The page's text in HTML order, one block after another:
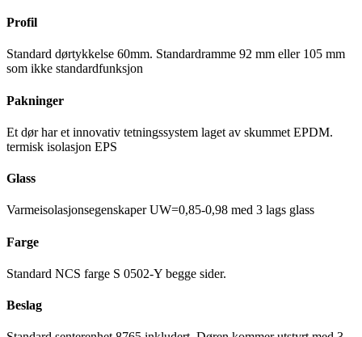
Profil
Standard dørtykkelse 60mm. Standardramme 92 mm eller 105 mm
som ikke standardfunksjon
Pakninger
Et dør har et innovativ tetningssystem laget av skummet EPDM.
termisk isolasjon EPS
Glass
Varmeisolasjonsegenskaper UW=0,85-0,98 med 3 lags glass
Farge
Standard NCS farge S 0502-Y begge sider.
Beslag